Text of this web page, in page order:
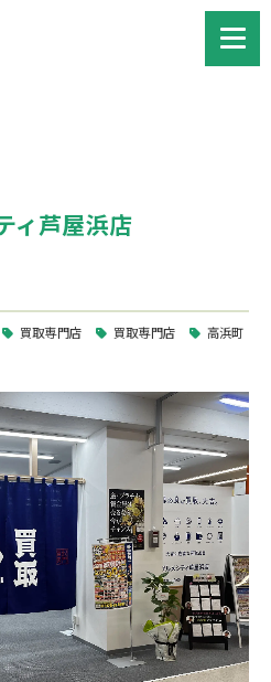
ィ芦屋浜店
買取専門店 買取専門店 高浜町